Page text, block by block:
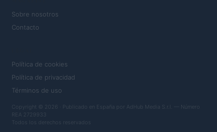
Sobre nosotros
Contacto
Política de cookies
Política de privacidad
Términos de uso
Copyright © 2026 · Publicado en España por AdHub Media S.r.l. — Número
REA 2729933
Todos los derechos reservados